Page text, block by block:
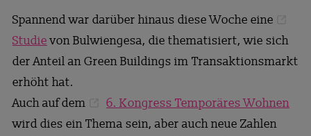
Spannend war darüber hinaus diese Woche eine
Studievon Bulwiengesa, die thematisiert, wie sich
der Anteil an Green Buildings im Transaktionsmarkt
erhöht hat.
Auch auf dem
6. Kongress Temporäres Wohnen
wird dies ein Thema sein, aber auch neue Zahlen